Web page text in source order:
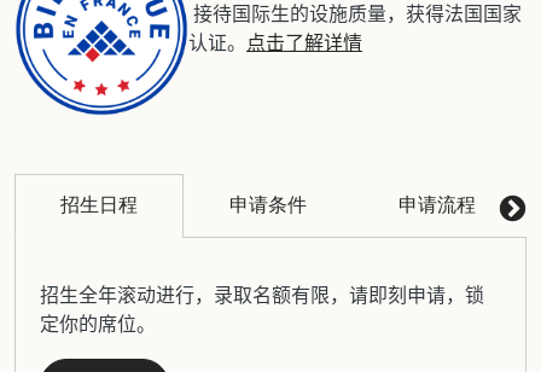
接待国际生的设施质量，获得法国国家
认证。 点击了解详情
招生日程 申请条件 申请流程
招生全年滚动进行，录取名额有限，请即刻申请，锁
定你的席位。